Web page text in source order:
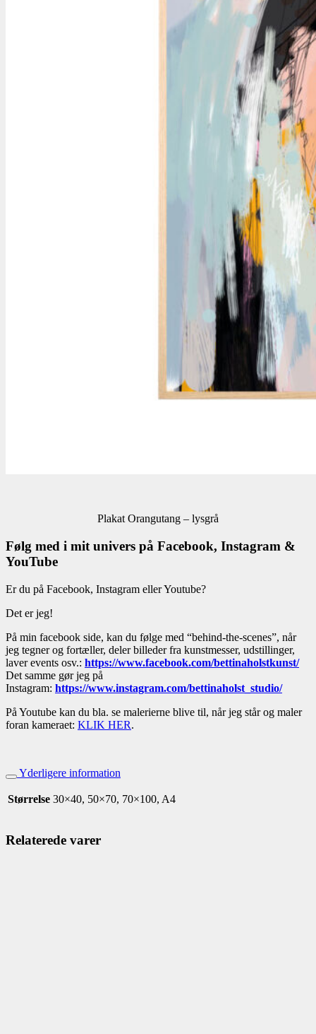
Plakat Orangutang – lysgrå
Følg med i mit univers på Facebook, Instagram &
YouTube
Er du på Facebook, Instagram eller Youtube?
Det er jeg!
På min facebook side, kan du følge med “behind-the-scenes”, når
jeg tegner og fortæller, deler billeder fra kunstmesser, udstillinger,
laver events osv.: https://www.facebook.com/bettinaholstkunst/
Det samme gør jeg på
Instagram: https://www.instagram.com/bettinaholst_studio/
På Youtube kan du bla. se malerierne blive til, når jeg står og maler
foran kameraet: KLIK HER.
Yderligere information
Størrelse 30×40, 50×70, 70×100, A4
Relaterede varer